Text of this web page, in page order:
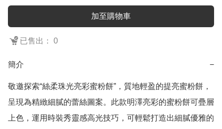
加至購物車
已售出： 0
簡介 −
敬邀探索“絲柔珠光亮彩蜜粉餅”，質地輕盈的提亮蜜粉餅，
呈現為精緻細膩的蕾絲圖案。此款明澤亮彩的蜜粉餅可疊層
上色，運用時裝秀靈感高光技巧，可輕鬆打造出細膩優雅的